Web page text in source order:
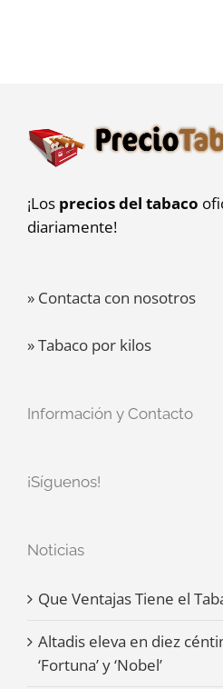
¡Los precios del tabaco
diariamente!
» Contacta con nosotros
» Tabaco por kilos
Información y Contacto
¡Síguenos!
Noticias
Que Ventajas Tiene el
Altadis eleva en diez
‘Fortuna’ y ‘Nobel’